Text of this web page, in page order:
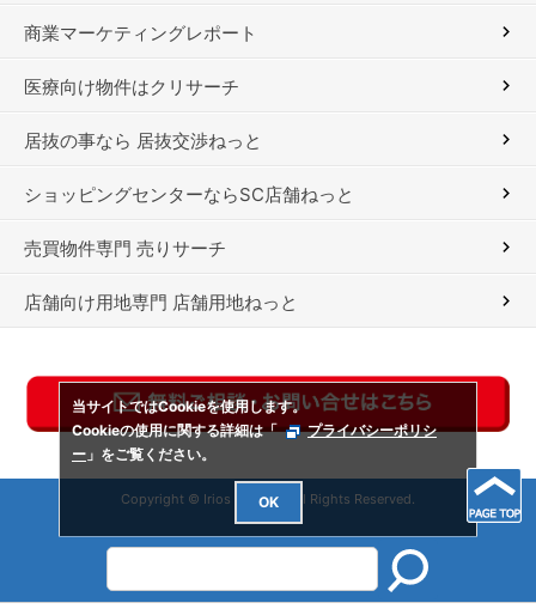
商業マーケティングレポート
医療向け物件はクリサーチ
居抜の事なら 居抜交渉ねっと
ショッピングセンターならSC店舗ねっと
売買物件専門 売りサーチ
店舗向け用地専門 店舗用地ねっと
Copyright © Irios Co., Ltd. All Rights Reserved.
当サイトではCookieを使用します。
Cookieの使用に関する詳細は「
プライバシーポリシ
ー 」をご覧ください。
OK